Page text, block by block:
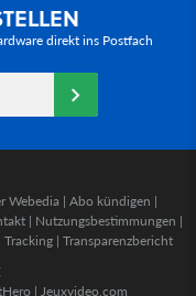
direkt ins Postfach
Webedia | Abo kündigen |
| Nutzungsbestimmungen |
| Transparenzbericht
| Jeuxvideo.com